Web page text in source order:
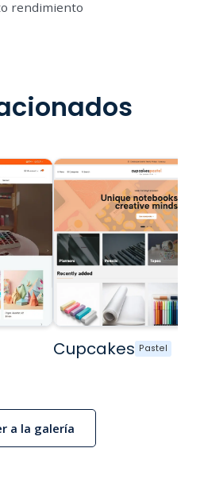
rendimiento
Cupcakes Pastel
a la galería